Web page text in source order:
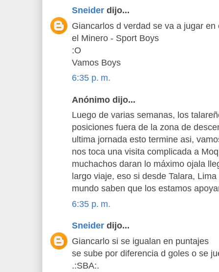
Sneider dijo...
Giancarlos d verdad se va a jugar en
el Minero - Sport Boys
:O
Vamos Boys
6:35 p. m.
Anónimo dijo...
Luego de varias semanas, los
posiciones fuera de la zona de
ultima jornada esto termine asi,
nos toca una visita complicada a
muchachos daran lo máximo ojala
largo viaje, eso si desde Talara,
mundo saben que los estamos
6:35 p. m.
Sneider dijo...
Giancarlo si se igualan en puntajes
se sube por diferencia d goles o se
.:SBA:.